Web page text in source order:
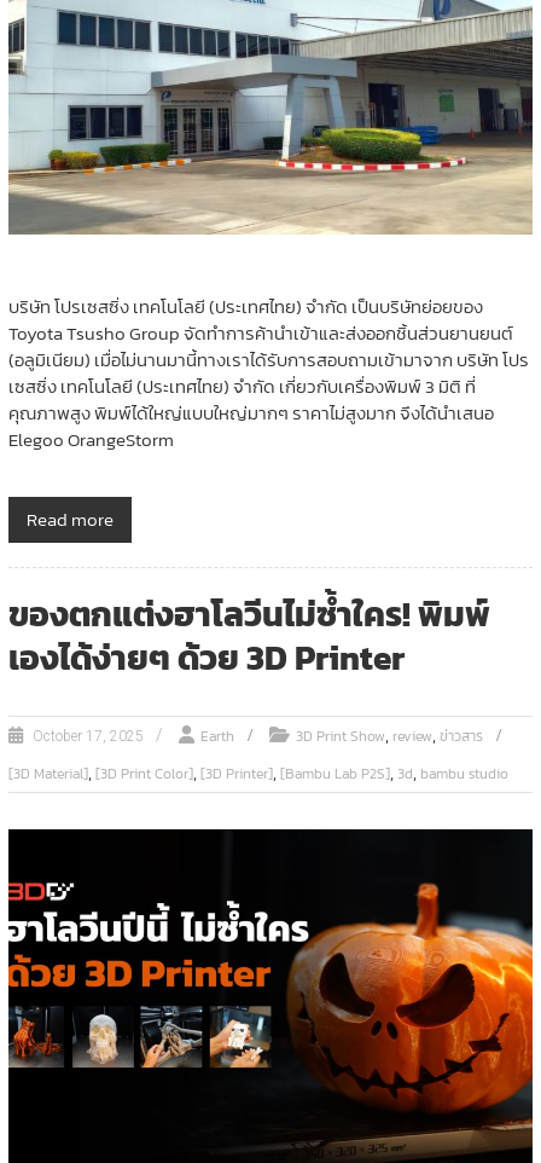
บริษัท โปรเซสซิ่ง เทคโนโลยี (ประเทศไทย) จำกัด เป็นบริษัทย่อยของ
Toyota Tsusho Group จัดทำการค้านําเข้าและส่งออกชิ้นส่วนยานยนต์
(อลูมิเนียม) เมื่อไม่นานมานี้ทางเราได้รับการสอบถามเข้ามาจาก บริษัท โปร
เซสซิ่ง เทคโนโลยี (ประเทศไทย) จำกัด เกี่ยวกับเครื่องพิมพ์ 3 มิติ ที่
คุณภาพสูง พิมพ์ได้ใหญ่แบบใหญ่มากๆ ราคาไม่สูงมาก จึงได้นำเสนอ
Elegoo OrangeStorm
Read more
ของตกแต่งฮาโลวีนไม่ซ้ำใคร! พิมพ์
เองได้ง่ายๆ ด้วย 3D Printer
October 17, 2025 Earth 3D Print Show, review,ข่าวสาร
[3D Material],[3D Print Color],[3D Printer],[Bambu Lab P2S],3d, bambu studio